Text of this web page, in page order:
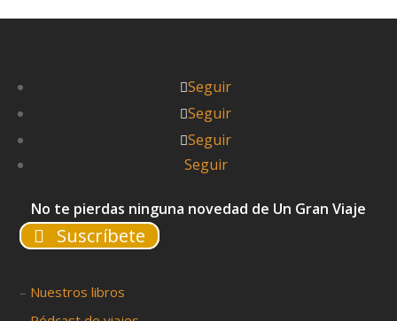
Seguir
Seguir
Seguir
Seguir
No te pierdas ninguna novedad de Un Gran Viaje
Suscríbete
– Nuestros libros